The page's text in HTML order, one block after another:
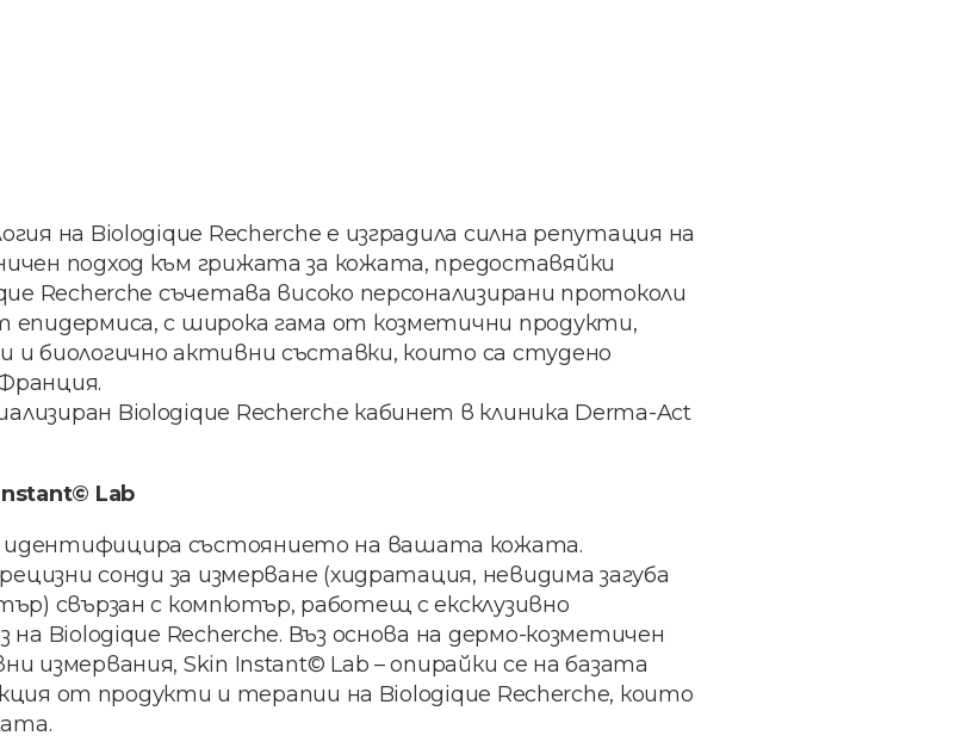
на Biologique Recherche е изградила силна репутация на
подход към грижата за кожата, предоставяйки
Recherche съчетава високо персонализирани протоколи
епидермиса, с широка гама от козметични продукти,
биологично активни съставки, които са студено
Biologique Recherche кабинет в клиника Derma-Act
Lab
състоянието на вашата кожата.
сонди за измерване (хидратация, невидима загуба
свързан с компютър, работещ с ексклузивно
Biologique Recherche. Въз основа на дермо-козметичен
измервания, Skin Instant© Lab – опирайки се на базата
от продукти и терапии на Biologique Recherche, които